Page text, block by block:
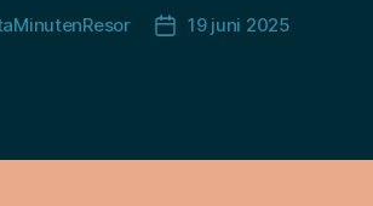
Inläggsdatum
19 juni 2025